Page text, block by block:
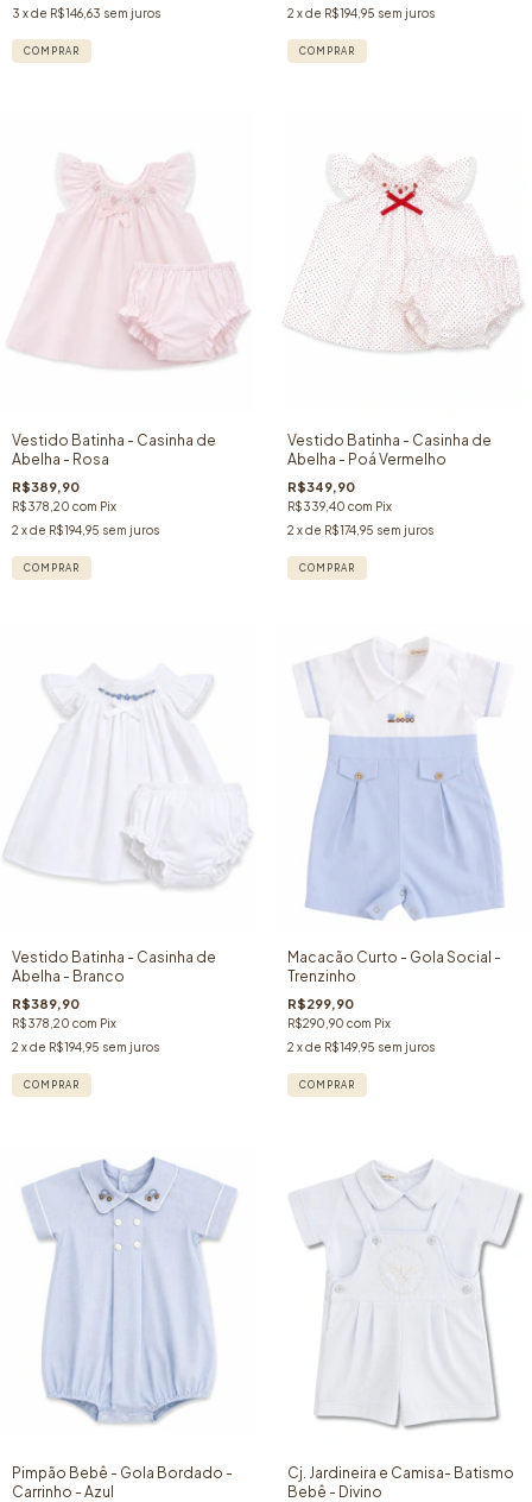
3 x de R$146,63 sem juros
COMPRAR
2 x de R$194,95 sem juros
COMPRAR
Vestido Batinha - Casinha de
Abelha - Rosa
R$389,90
R$378,20 com Pix
2 x de R$194,95 sem juros
COMPRAR
Vestido Batinha - Casinha de
Abelha - Poá Vermelho
R$349,90
R$339,40 com Pix
2 x de R$174,95 sem juros
COMPRAR
Vestido Batinha - Casinha de
Abelha - Branco
R$389,90
R$378,20 com Pix
2 x de R$194,95 sem juros
COMPRAR
Macacão Curto - Gola Social -
Trenzinho
R$299,90
R$290,90 com Pix
2 x de R$149,95 sem juros
COMPRAR
Pimpão Bebê - Gola Bordado -
Carrinho - Azul
Cj. Jardineira e Camisa- Batismo
Bebê - Divino